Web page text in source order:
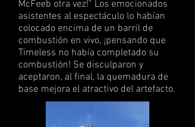
McFeeb otra vez!” Los emocionados
asistentes al espectáculo lo habían
colocado encima de un barril de
combustión en vivo, ¡pensando que
Timeless no había completado su
combustión! Se disculparon y
aceptaron, al final, la quemadura de
base mejora el atractivo del artefacto.